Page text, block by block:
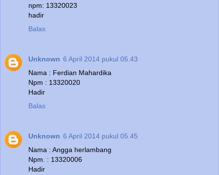
npm: 13320023
hadir
Balas
Unknown 6 April 2014 pukul 05.43
Nama : Ferdian Mahardika
Npm : 13320020
Hadir
Balas
Unknown 6 April 2014 pukul 05.45
Nama : Angga herlambang
Npm. : 13320006
Hadir